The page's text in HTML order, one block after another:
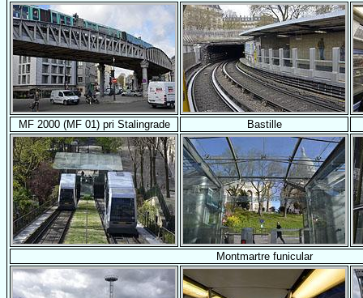
MF 2000 (MF 01) pri Stalingrade Bastille
Montmartre funicular